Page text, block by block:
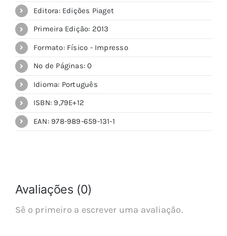
Editora: Edições Piaget
Primeira Edição: 2013
Formato: Físico - Impresso
Nº de Páginas: 0
Idioma: Português
ISBN: 9,79E+12
EAN: 978-989-659-131-1
Avaliações (0)
Sê o primeiro a escrever uma avaliação.